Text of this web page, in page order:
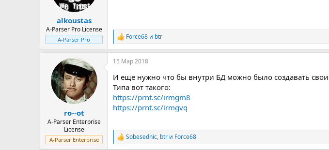
alkoustas
A-Parser Pro License
A-Parser Pro
Р
е
а
к
и
и
Force68 и btr
ro--ot
A-Parser Enterprise
License
A-Parser Enterprise
15 Мар 2018
И еще нужно что бы внутри БД можно было создавать
Типа вот такого:
https://prnt.sc/irmgm8
https://prnt.sc/irmgvq
Р
е
Sobesednic, btr и Force68